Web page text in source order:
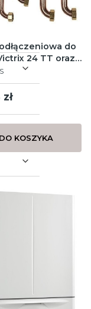
do
24 TT oraz
KOSZYKA